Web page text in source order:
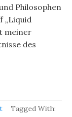
Philosophen
„Liquid
meiner
des
Tagged With: